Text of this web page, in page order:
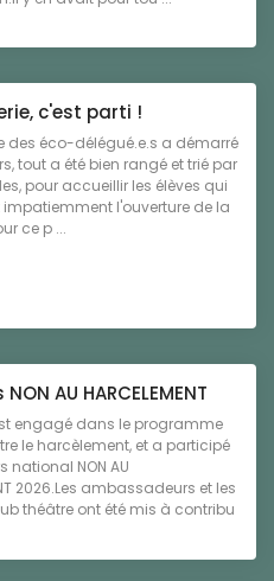
c'est parti !
des éco-délégué.e.s a démarré
tout a été bien rangé et trié par
pour accueillir les élèves qui
l'ouverture de la
ce p ...
AU HARCELEMENT
engagé dans le programme
le harcèlement, et a participé
national NON AU
2026.Les ambassadeurs et les
théâtre ont été mis à contribu